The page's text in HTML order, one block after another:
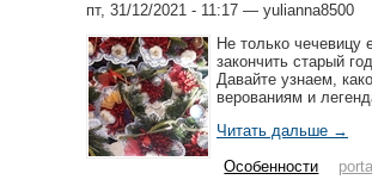
пт, 31/12/2021 - 11:17 — yulianna8500
Не только чечевицу
закончить старый
Давайте узнаем,
верованиям и
Читать дальше →
Особенности